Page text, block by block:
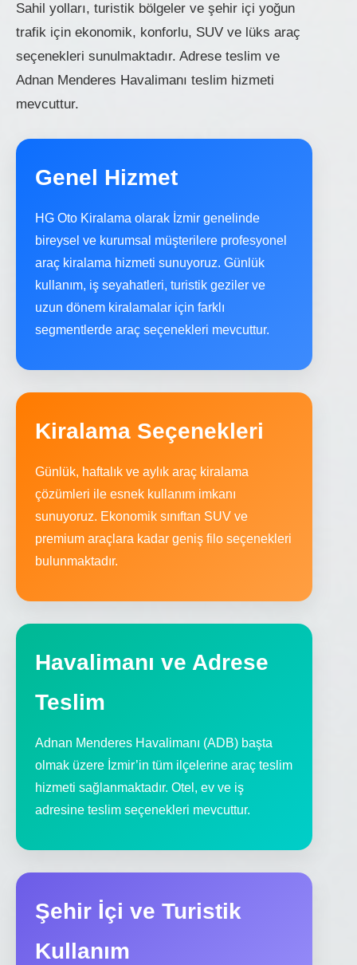
Sahil yolları, turistik bölgeler ve şehir içi yoğun
trafik için ekonomik, konforlu, SUV ve lüks araç
seçenekleri sunulmaktadır. Adrese teslim ve
Adnan Menderes Havalimanı teslim hizmeti
mevcuttur.
Genel Hizmet
HG Oto Kiralama olarak İzmir genelinde
bireysel ve kurumsal müşterilere profesyonel
araç kiralama hizmeti sunuyoruz. Günlük
kullanım, iş seyahatleri, turistik geziler ve
uzun dönem kiralamalar için farklı
segmentlerde araç seçenekleri mevcuttur.
Kiralama Seçenekleri
Günlük, haftalık ve aylık araç kiralama
çözümleri ile esnek kullanım imkanı
sunuyoruz. Ekonomik sınıftan SUV ve
premium araçlara kadar geniş filo seçenekleri
bulunmaktadır.
Havalimanı ve Adrese
Teslim
Adnan Menderes Havalimanı (ADB) başta
olmak üzere İzmir’in tüm ilçelerine araç teslim
hizmeti sağlanmaktadır. Otel, ev ve iş
adresine teslim seçenekleri mevcuttur.
Şehir İçi ve Turistik
Kullanım